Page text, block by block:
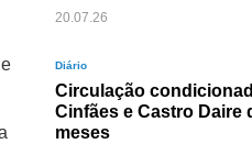
20.07.26
Diário
Circulação
Cinfães e Castro Daire
meses